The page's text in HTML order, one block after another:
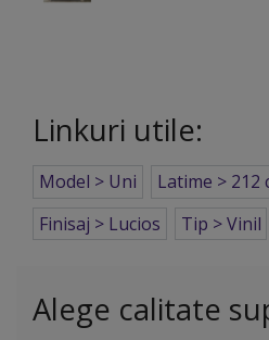
Linkuri utile:
Model > Uni Latime > 212
Finisaj > Lucios
Tip > Vinil
Alege calitate